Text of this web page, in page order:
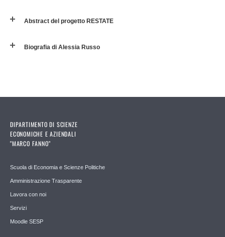
Abstract del progetto RESTATE
Biografia di Alessia Russo
DIPARTIMENTO DI SCIENZE
ECONOMICHE E AZIENDALI
"MARCO FANNO"
Scuola di Economia e Scienze Politiche
Amministrazione Trasparente
Lavora con noi
Servizi
Moodle SESP